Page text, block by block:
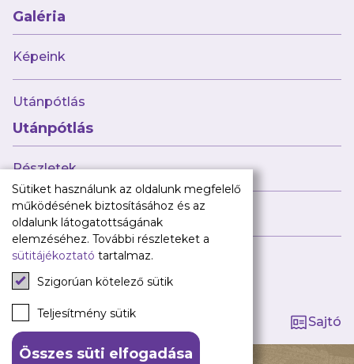
Galéria
Képeink
Utánpótlás
Utánpótlás
Részletek
Híreink
Tagság kezelése
Sajtó
Babaváró
ajándékcsomag
Újpest FC
TAO
Klub infó
Sajtó
Press Kit
Újpest FC Shop
Digitális felületeink
Facebook
Instagram
Tiktok
Youtube
Spotify
Sütiket használunk az oldalunk megfelelő
működésének biztosításához és az
oldalunk látogatottságának
elemzéséhez. További részleteket a
sütitájékoztató tartalmaz.
Szigorúan kötelező sütik
Teljesítmény sütik
Összes süti elfogadása